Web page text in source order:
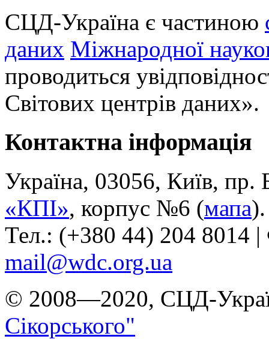
СЦД-Україна є частиною
даних Міжнародної
проводиться
Світових центрів даних».
Контактна інформація
Україна, 03056, Київ, пр.
«КПІ», корпус №6 (мапа).
Тел.: (+380 44) 204 8014
mail@wdc.org.ua
© 2008—2020, СЦД-
Сікорського"